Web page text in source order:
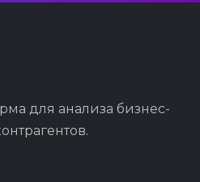
для анализа бизнес-